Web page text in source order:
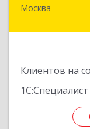
Москва
Клиентов на
1С:Специалист
117218,